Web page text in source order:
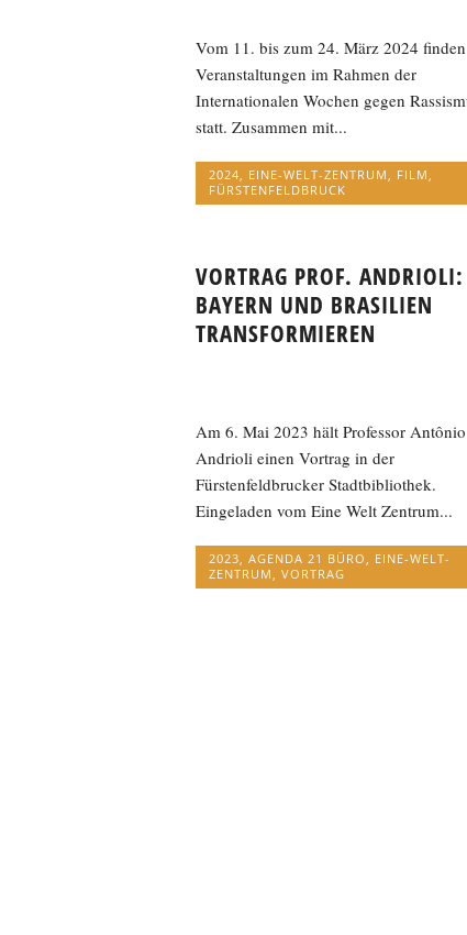
Vom 11. bis zum 24. März 2024 finden
Veranstaltungen im Rahmen der
Internationalen Wochen gegen
statt. Zusammen mit...
2024 EINE-WELT-ZENTRUM FILM
FÜRSTENFELDBRUCK
VORTRAG PROF. ANDRIOLI:
BAYERN UND BRASILIEN
TRANSFORMIEREN
Am 6. Mai 2023 hält Professor Antônio
Andrioli einen Vortrag in der
Fürstenfeldbrucker Stadtbibliothek.
Eingeladen vom Eine Welt Zentrum...
2023, AGENDA 21 BÜRO, EINE-WELT-
ZENTRUM, VORTRAG